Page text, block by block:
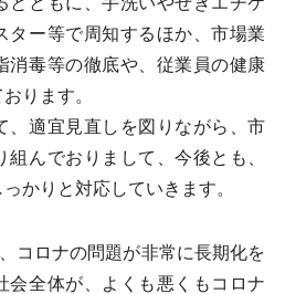
ター等で周知するほか、市場業
消毒等の徹底や、従業員の健康
ります。
適宜見直しを図りながら、市
んでおりまして、今後とも、
かりと対応していきます。
コロナの問題が非常に長期化を
会全体が、よくも悪くもコロナ